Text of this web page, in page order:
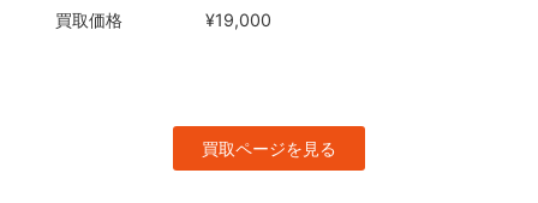
買取価格 ¥19,000
買取ページを見る